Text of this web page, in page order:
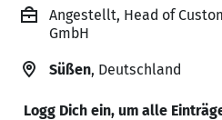
Angestellt, Head of
GmbH
Süßen, Deutschland
Logg Dich ein, um alle